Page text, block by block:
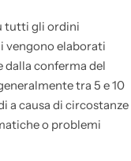
tutti gli ordini
vengono elaborati
dalla conferma del
tra 5 e 10
a causa di circostanze
o problemi